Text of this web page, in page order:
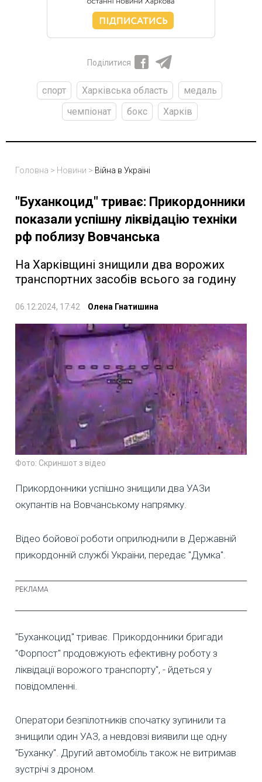
Поділитися
спорт Харківська область
медаль
чемпіонат
бокс Харків
Головна > Новини > Війна в Україні
"Буханкоцид" триває: Прикордонники
показали успішну ліквідацію техніки
рф поблизу Вовчанська
На Харківщині знищили два ворожих
транспортних засобів всього за годину
06.12.2024, 17:42 Олена Гнатишина
Фото: Скриншот з відео
Прикордонники успішно знищили два УАЗи
окупантів на Вовчанському напрямку.
Відео бойової роботи оприлюднили в Державній
прикордонній службі України, передає "Думка".
"Буханкоцид" триває. Прикордонники бригади
"Форпост" продовжують ефективну роботу з
ліквідації ворожого транспорту", - йдеться у
повідомленні.
Оператори безпілотників спочатку зупинили та
знищили один УАЗ, а невдовзі виявили ще одну
"Буханку". Другий автомобіль також не витримав
зустрічі з дроном.